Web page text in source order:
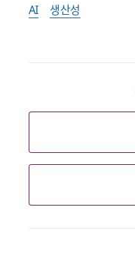
AI 생산성